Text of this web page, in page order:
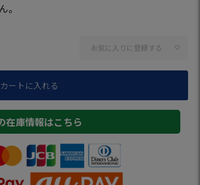
。
お気に入りに登録する
カートに入れる
在庫情報はこちら